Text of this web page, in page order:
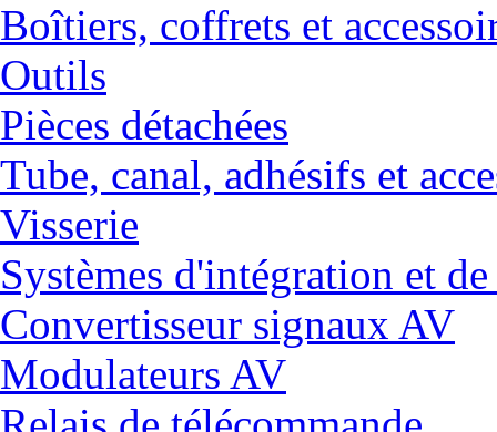
Boîtiers, coffrets et
Outils
Pièces détachées
Tube, canal, adhésifs et
Visserie
Systèmes d'intégration et
Convertisseur signaux AV
Modulateurs AV